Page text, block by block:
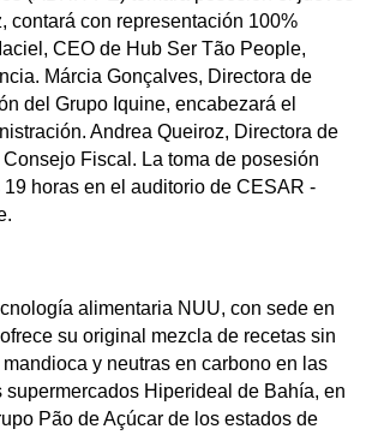
contará con representación 100%
CEO de Hub Ser Tão People,
Márcia Gonçalves, Directora de
del Grupo Iquine, encabezará el
Andrea Queiroz, Directora de
Fiscal. La toma de posesión
horas en el auditorio de CESAR -
alimentaria NUU, con sede en
su original mezcla de recetas sin
y neutras en carbono en las
supermercados Hiperideal de Bahía, en
Pão de Açúcar de los estados de